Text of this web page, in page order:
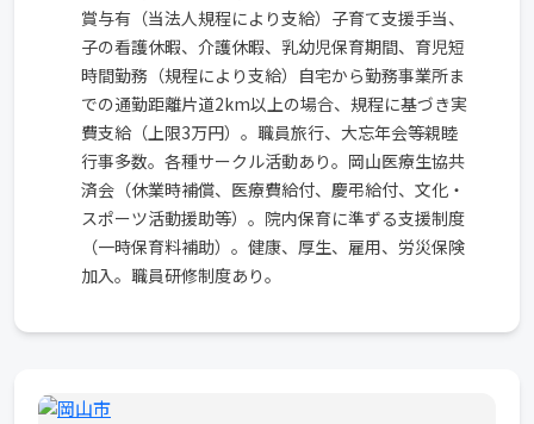
賞与有（当法人規程により支給）子育て支援手当、
子の看護休暇、介護休暇、乳幼児保育期間、育児短
時間勤務（規程により支給）自宅から勤務事業所ま
での通勤距離片道2km以上の場合、規程に基づき実
費支給（上限3万円）。職員旅行、大忘年会等親睦
行事多数。各種サークル活動あり。岡山医療生協共
済会（休業時補償、医療費給付、慶弔給付、文化・
スポーツ活動援助等）。院内保育に準ずる支援制度
（一時保育料補助）。健康、厚生、雇用、労災保険
加入。職員研修制度あり。